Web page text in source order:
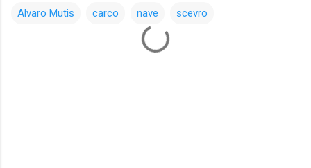
Alvaro Mutis carco nave scevro